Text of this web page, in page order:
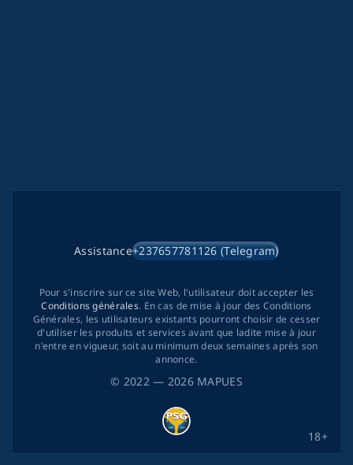
© 2022— 2026 MAPUES
Assistance+237657781126 (Telegram)
18+
Pour s'inscrire sur ce site Web, l'utilisateur doit accepter les
Conditions générales. En cas de mise à jour des Conditions
Générales, les utilisateurs existants pourront choisir de cesser
d'utiliser les produits et services avant que ladite mise à jour
n'entre en vigueur, soit au minimum deux semaines après son
annonce.